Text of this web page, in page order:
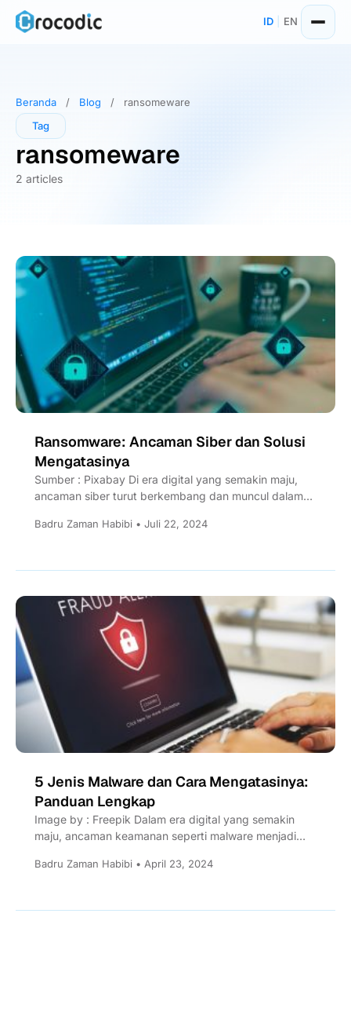
Skip
ID EN
Beranda / Blog /
ransomeware
Tag
ransomeware
2 articles
Ransomware: Ancaman Siber dan Solusi
Mengatasinya
Sumber : Pixabay Di era digital yang semakin maju,
ancaman siber turut berkembang dan muncul dalam
Badru Zaman Habibi • Juli 22, 2024
5 Jenis Malware dan Cara Mengatasinya:
Panduan Lengkap
Image by : Freepik Dalam era digital yang semakin
maju, ancaman keamanan seperti malware menjadi
Badru Zaman Habibi • April 23, 2024